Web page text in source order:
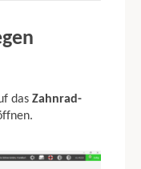
das Zahnrad-